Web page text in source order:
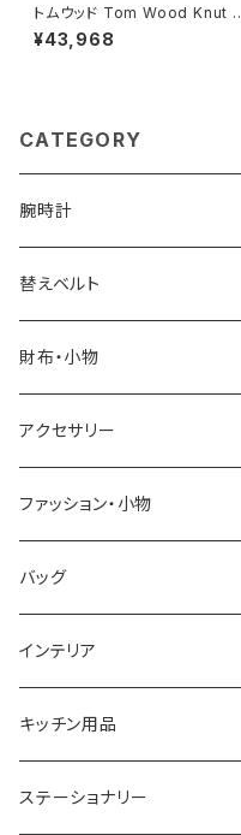
トムウッド Tom Wood Knut R
ing リング 100572-50 シルバ
ー
¥43,968
CATEGORY
腕時計
ELGIN
SALVATORE MARRA
CASIO
GRANDEUR
COGU
GAGA MILANO
CACTUS
TIMEX
替えベルト
COACH
DANIEL WELLINGTON
LACOSTE
DIESEL
MICHAEL KORS
NO BRAND
財布・小物
SONNE
DUCT
TRANSNUMBER
SAAMA HOMME
ARNOLD PALMER
MICHAEL KORS
アクセサリー
GUCCI
TIFFANY&CO
FOLLI FOLLIE
POLICE
PAUL HEWITT
ファッション・小物
DAKS
栃木レザー
NIKE
DUNHILL
バッグ
MANHATTAN PORTAGE
United HOMME
RODANIA
インテリア
CRYSTOCRAFT
SEIKO
キッチン用品
I'mD
ステーショナリー